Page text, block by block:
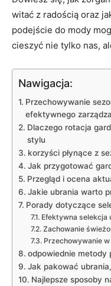
witać z radością oraz
podejście do mody
‍cieszyć nie tylko nas,
Nawigacja:
Przechowywanie
efektywnego
Dlaczego rotacja
⁣stylu
korzyści płynące z
Jak przygotować
Przegląd i ocena
Jakie ubrania warto
Porady dotyczące
Efektywna selekcja
Zachowanie
Przechowywanie
odpowiednie metody
Jak pakować
Najlepsze ⁣sposoby